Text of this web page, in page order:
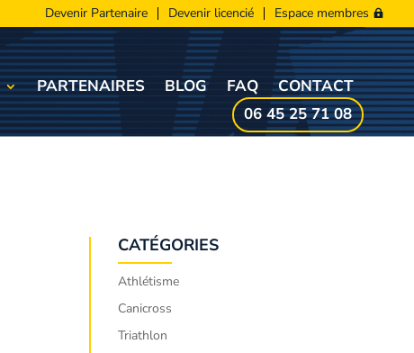
Devenir Partenaire Devenir licencié Espace membres
PARTENAIRES BLOG FAQ
CONTACT
06 45 25 71 08
CATÉGORIES
Athlétisme
Canicross
Triathlon